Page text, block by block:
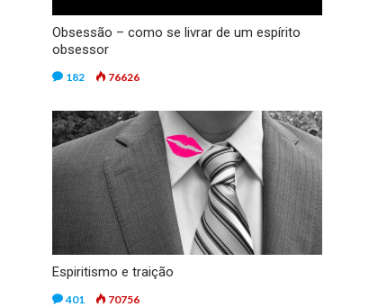
Obsessão – como se livrar de um espírito
obsessor
182 76626
Espiritismo e traição
401 70756